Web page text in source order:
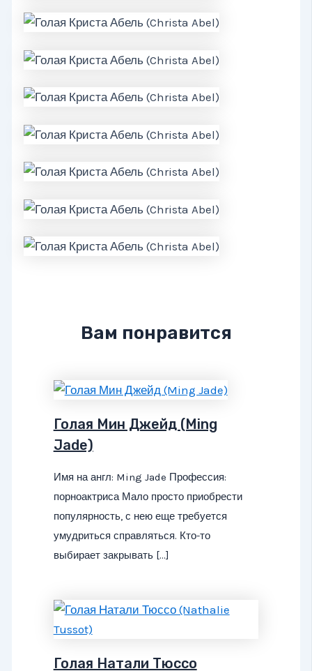
Вам понравится
Голая Мин Джейд (Ming
Jade)
Имя на англ: Ming Jade Профессия:
порноактриса Мало просто приобрести
популярность, с нею еще требуется
умудриться справляться. Кто-то
выбирает закрывать […]
Голая Натали Тюссо